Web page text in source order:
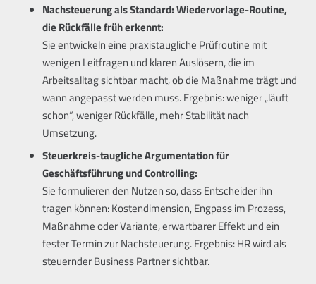
Nachsteuerung als Standard: Wiedervorlage-Routine,
die Rückfälle früh erkennt:
Sie entwickeln eine praxistaugliche Prüfroutine mit
wenigen Leitfragen und klaren Auslösern, die im
Arbeitsalltag sichtbar macht, ob die Maßnahme trägt und
wann angepasst werden muss. Ergebnis: weniger „läuft
schon“, weniger Rückfälle, mehr Stabilität nach
Umsetzung.
Steuerkreis-taugliche Argumentation für
Geschäftsführung und Controlling:
Sie formulieren den Nutzen so, dass Entscheider ihn
tragen können: Kostendimension, Engpass im Prozess,
Maßnahme oder Variante, erwartbarer Effekt und ein
fester Termin zur Nachsteuerung. Ergebnis: HR wird als
steuernder Business Partner sichtbar.